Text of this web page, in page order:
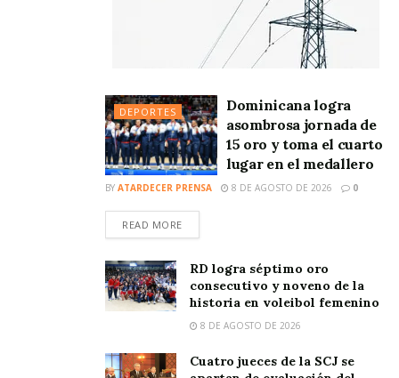
DEPORTES
Dominicana logra
asombrosa jornada de
15 oro y toma el cuarto
lugar en el medallero
BY ATARDECER PRENSA 8 DE AGOSTO DE 2026 0
READ MORE
RD logra séptimo oro
consecutivo y noveno de la
historia en voleibol femenino
8 DE AGOSTO DE 2026
Cuatro jueces de la SCJ se